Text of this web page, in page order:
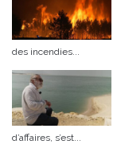
des incendies...
d’affaires, s’est...